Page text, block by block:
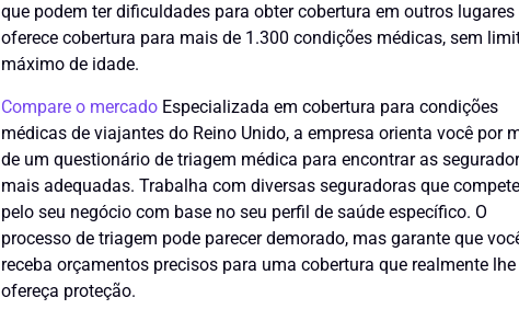
que podem ter dificuldades para obter cobertura em outros lugares
oferece cobertura para mais de 1.300 condições médicas, sem
máximo de idade.
Compare o mercado Especializada em cobertura para condições
médicas de viajantes do Reino Unido, a empresa orienta você por
de um questionário de triagem médica para encontrar as
mais adequadas. Trabalha com diversas seguradoras que
pelo seu negócio com base no seu perfil de saúde específico. O
processo de triagem pode parecer demorado, mas garante que
receba orçamentos precisos para uma cobertura que realmente lhe
ofereça proteção.